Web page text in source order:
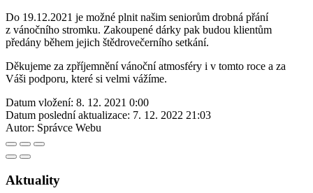
Do 19.12.2021 je možné plnit našim seniorům drobná přání
z vánočního stromku. Zakoupené dárky pak budou klientům
předány během jejich štědrovečerního setkání.
Děkujeme za zpříjemnění vánoční atmosféry i v tomto roce a za
Váši podporu, které si velmi vážíme.
Datum vložení: 8. 12. 2021 0:00
Datum poslední aktualizace: 7. 12. 2022 21:03
Autor: Správce Webu
Aktuality